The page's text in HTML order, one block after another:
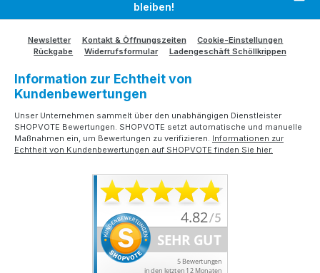
bleiben!
Newsletter Kontakt & Öffnungszeiten
Cookie-Einstellungen
Rückgabe
Widerrufsformular Ladengeschäft Schöllkrippen
Information zur Echtheit von
Kundenbewertungen
Unser Unternehmen sammelt über den unabhängigen Dienstleister
SHOPVOTE Bewertungen. SHOPVOTE setzt automatische und manuelle
Maßnahmen ein, um Bewertungen zu verifizieren. Informationen zur
Echtheit von Kundenbewertungen auf SHOPVOTE finden Sie hier.